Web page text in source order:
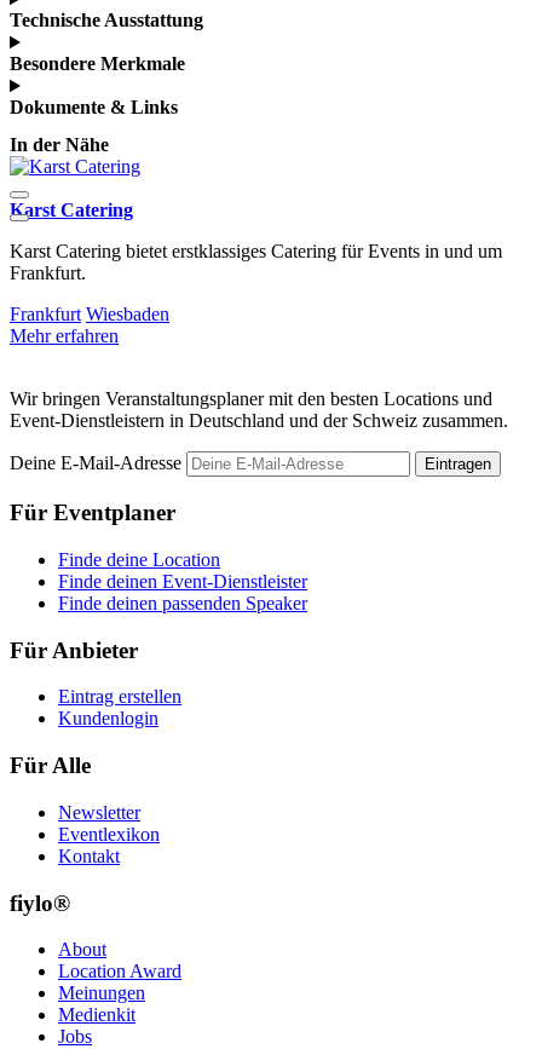
Technische Ausstattung
Besondere Merkmale
Dokumente & Links
In der Nähe
Karst Catering
Karst Catering bietet erstklassiges Catering für Events in und um
Frankfurt.
Frankfurt Wiesbaden
Mehr erfahren
Wir bringen Veranstaltungsplaner mit den besten Locations und
Event-Dienstleistern in Deutschland und der Schweiz zusammen.
Deine E-Mail-Adresse Eintragen
Für Eventplaner
Finde deine Location
Finde deinen Event-Dienstleister
Finde deinen passenden Speaker
Für Anbieter
Eintrag erstellen
Kundenlogin
Für Alle
Newsletter
Eventlexikon
Kontakt
fiylo®
About
Location Award
Meinungen
Medienkit
Jobs